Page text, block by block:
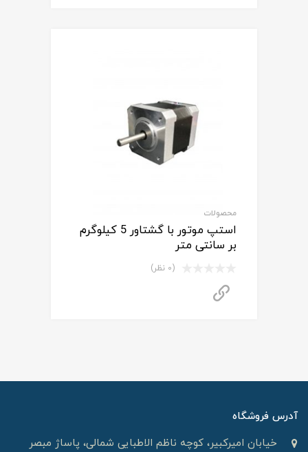
محصولات
استپ موتور با گشتاور 5 کیلوگرم
بر سانتی متر
(0 نظر)
آدرس فروشگاه
خیابان امیرکبیر، کوچه ناظم الاطبایی شمالی، پاساژ مبصر